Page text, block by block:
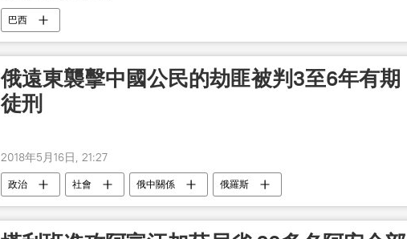
巴西
俄遠東襲擊中國公民的劫匪被判3至6年有期
徒刑
2018年5月16日, 21:27
政治 社會 俄中關係 俄羅斯